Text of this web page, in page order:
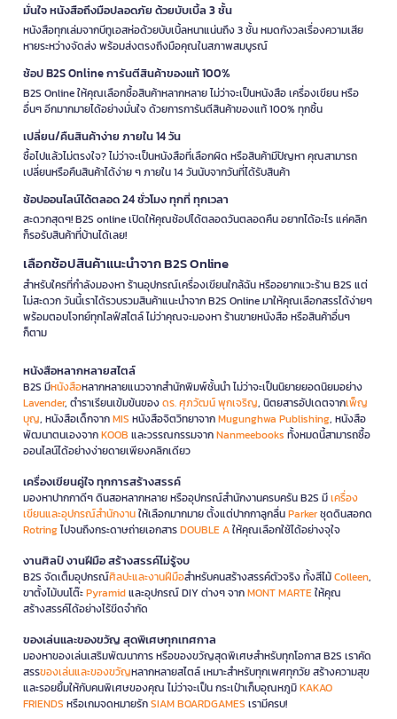
มั่นใจ หนังสือถึงมือปลอดภัย ด้วยบับเบิ้ล 3 ชั้น
หนังสือทุกเล่มจากบีทูเอสห่อด้วยบับเบิ้ลหนาแน่นถึง 3 ชั้น หมดกังวลเรื่องความเสีย
หายระหว่างจัดส่ง พร้อมส่งตรงถึงมือคุณในสภาพสมบูรณ์
ช้อป B2S Online การันตีสินค้าของแท้ 100%
B2S Online ให้คุณเลือกซื้อสินค้าหลากหลาย ไม่ว่าจะเป็นหนังสือ เครื่องเขียน หรือ
อื่นๆ อีกมากมายได้อย่างมั่นใจ ด้วยการการันตีสินค้าของแท้ 100% ทุกชิ้น
เปลี่ยน/คืนสินค้าง่าย ภายใน 14 วัน
ซื้อไปแล้วไม่ตรงใจ? ไม่ว่าจะเป็นหนังสือที่เลือกผิด หรือสินค้ามีปัญหา คุณสามารถ
เปลี่ยนหรือคืนสินค้าได้ง่าย ๆ ภายใน 14 วันนับจากวันที่ได้รับสินค้า
ช้อปออนไลน์ได้ตลอด 24 ชั่วโมง ทุกที่ ทุกเวลา
สะดวกสุดๆ! B2S online เปิดให้คุณช้อปได้ตลอดวันตลอดคืน อยากได้อะไร แค่คลิก
ก็รอรับสินค้าที่บ้านได้เลย!
เลือกช้อปสินค้าแนะนำจาก B2S Online
สำหรับใครที่กำลังมองหา ร้านอุปกรณ์เครื่องเขียนใกล้ฉัน หรืออยากแวะร้าน B2S แต่
ไม่สะดวก วันนี้เราได้รวบรวมสินค้าแนะนำจาก B2S Online มาให้คุณเลือกสรรได้ง่ายๆ
พร้อมตอบโจทย์ทุกไลฟ์สไตล์ ไม่ว่าคุณจะมองหา ร้านขายหนังสือ หรือสินค้าอื่นๆ
ก็ตาม
หนังสือหลากหลายสไตล์
B2S มีหนังสือหลากหลายแนวจากสำนักพิมพ์ชั้นนำ ไม่ว่าจะเป็นนิยายยอดนิยมอย่าง
Lavender, ตำราเรียนเข้มข้นของดร. ศุภวัฒน์ พุกเจริญ, นิตยสารอัปเดตจากเพ็ญ
บุญ, หนังสือเด็กจากMIS หนังสือจิตวิทยาจากMugunghwa Publishing, หนังสือ
พัฒนาตนเองจากKOOB และวรรณกรรมจากNanmeebooks ทั้งหมดนี้สามารถซื้อ
ออนไลน์ได้อย่างง่ายดายเพียงคลิกเดียว
เครื่องเขียนคู่ใจ ทุกการสร้างสรรค์
มองหาปากกาดีๆ ดินสอหลากหลาย หรืออุปกรณ์สำนักงานครบครัน B2S มีเครื่อง
เขียนและอุปกรณ์สำนักงานให้เลือกมากมาย ตั้งแต่ปากกาลูกลื่นParkerชุดดินสอกด
Rotringไปจนถึงกระดาษถ่ายเอกสารDOUBLE Aให้คุณเลือกใช้ได้อย่างจุใจ
งานศิลป์ งานฝีมือ สร้างสรรค์ไม่รู้จบ
B2S จัดเต็มอุปกรณ์ศิลปะและงานฝีมือสำหรับคนสร้างสรรค์ตัวจริง ทั้งสีไม้Colleen,
ขาตั้งไม้บนโต๊ะPyramidและอุปกรณ์ DIY ต่างๆ จากMONT MARTEให้คุณ
สร้างสรรค์ได้อย่างไร้ขีดจำกัด
ของเล่นและของขวัญ สุดพิเศษทุกเทศกาล
มองหาของเล่นเสริมพัฒนาการ หรือของขวัญสุดพิเศษสำหรับทุกโอกาส B2S เราคัด
สรรของเล่นและของขวัญหลากหลายสไตล์ เหมาะสำหรับทุกเพศทุกวัย สร้างความสุข
และรอยยิ้มให้กับคนพิเศษของคุณ ไม่ว่าจะเป็น กระเป๋าเก็บอุณหภูมิKAKAO
FRIENDS หรือเกมจดหมายรักSIAM BOARDGAMES เรามีครบ!